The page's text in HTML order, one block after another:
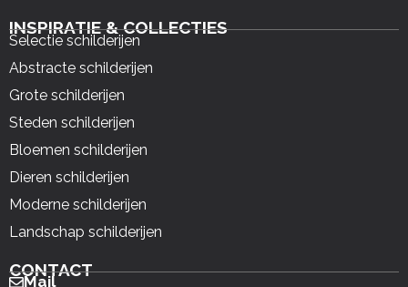
INSPIRATIE & COLLECTIES
Selectie schilderijen
Abstracte schilderijen
Grote schilderijen
Steden schilderijen
Bloemen schilderijen
Dieren schilderijen
Moderne schilderijen
Landschap schilderijen
CONTACT
Mail